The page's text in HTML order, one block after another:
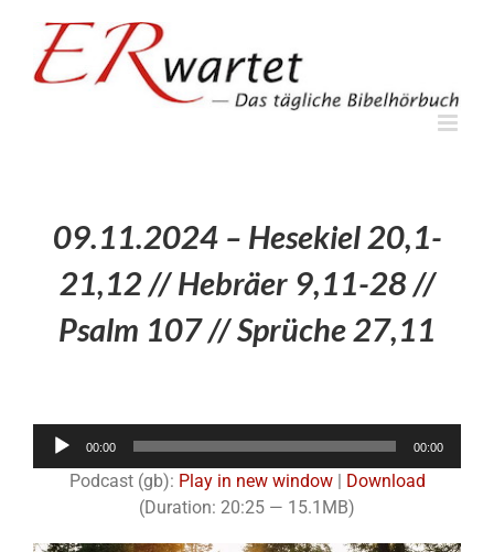
springen
09.11.2024 – Hesekiel 20,1-
21,12 // Hebräer 9,11-28 //
Psalm 107 // Sprüche 27,11
Audio-
00:00 00:00
Podcast (gb): Play in new window|
Download
(Duration: 20:25 — 15.1MB)